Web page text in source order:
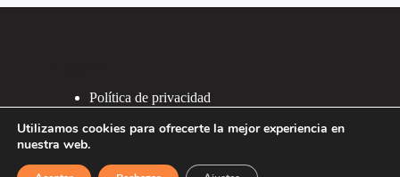
Política de privacidad
2007 - 2026 ®
Recafacil S.L.
Utilizamos cookies para ofrecerte la mejor experiencia en
nuestra web.